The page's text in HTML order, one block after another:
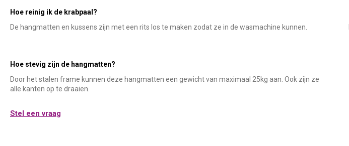
Hoe reinig ik de krabpaal?
De hangmatten en kussens zijn met een rits los te maken zodat ze in de wasmachine kunnen.
Hoe stevig zijn de hangmatten?
Door het stalen frame kunnen deze hangmatten een gewicht van maximaal 25kg aan. Ook zijn ze
alle kanten op te draaien.
Stel een vraag